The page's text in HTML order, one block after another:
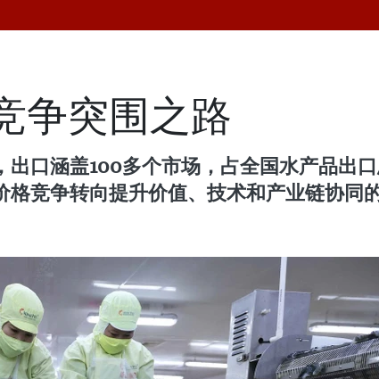
争突围之路
口涵盖100多个市场，占全国水产品出
竞争转向提升价值、技术和产业链协同